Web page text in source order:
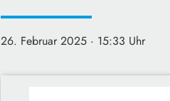
26. Februar 2025 · 15:33 Uhr